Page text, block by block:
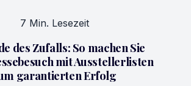
7 Min. Lesezeit
des Zufalls: So machen Sie
mit Ausstellerlisten
garantierten Erfolg